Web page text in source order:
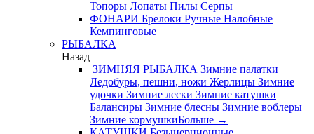
Топоры Лопаты Пилы Серпы
ФОНАРИ Брелоки Ручные Налобные
Кемпинговые
РЫБАЛКА
Назад
ЗИМНЯЯ РЫБАЛКА Зимние палатки
Ледобуры, пешни, ножи Жерлицы Зимние
удочки Зимние лески Зимние катушки
Балансиры Зимние блесны Зимние воблеры
Зимние кормушкиБольше →